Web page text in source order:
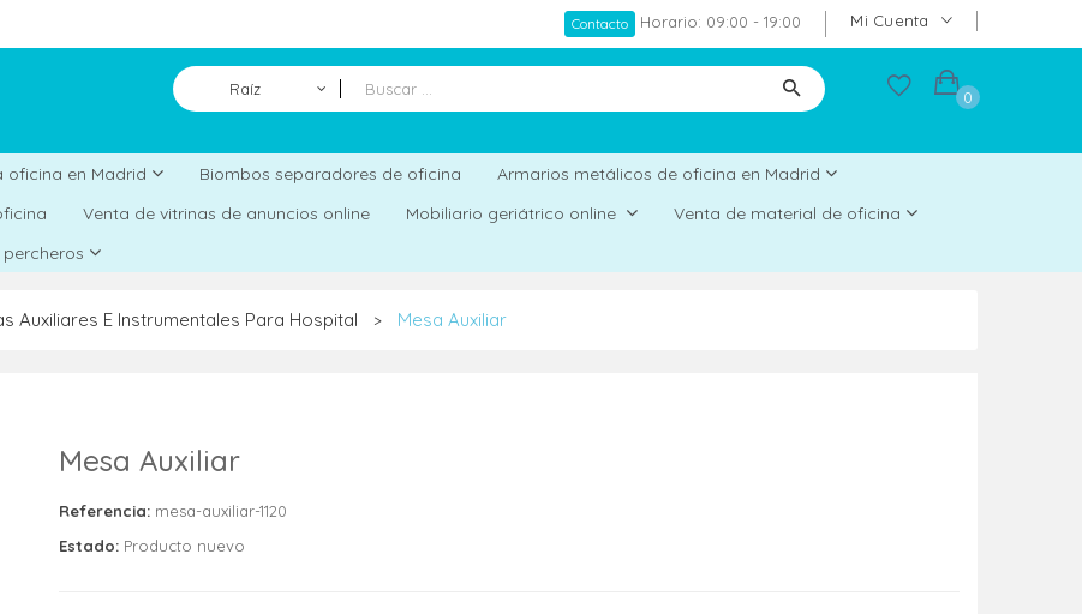
Mi Cuenta
Contacto Horario: 09:00 - 19:00
Raíz 0
oficina en Madrid Biombos separadores de oficina
Armarios metálicos de oficina en Madrid
Venta de vitrinas de anuncios online Mobiliario geriátrico online
Venta de material de oficina
Auxiliares E Instrumentales Para Hospital > Mesa Auxiliar
Mesa Auxiliar
Referencia: mesa-auxiliar-1120
Estado: Producto nuevo